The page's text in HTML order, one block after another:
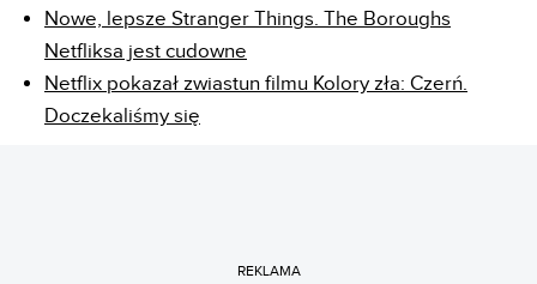
Nowe, lepsze Stranger Things. The Boroughs
Netfliksa jest cudowne
Netflix pokazał zwiastun filmu Kolory zła: Czerń.
Doczekaliśmy się
REKLAMA